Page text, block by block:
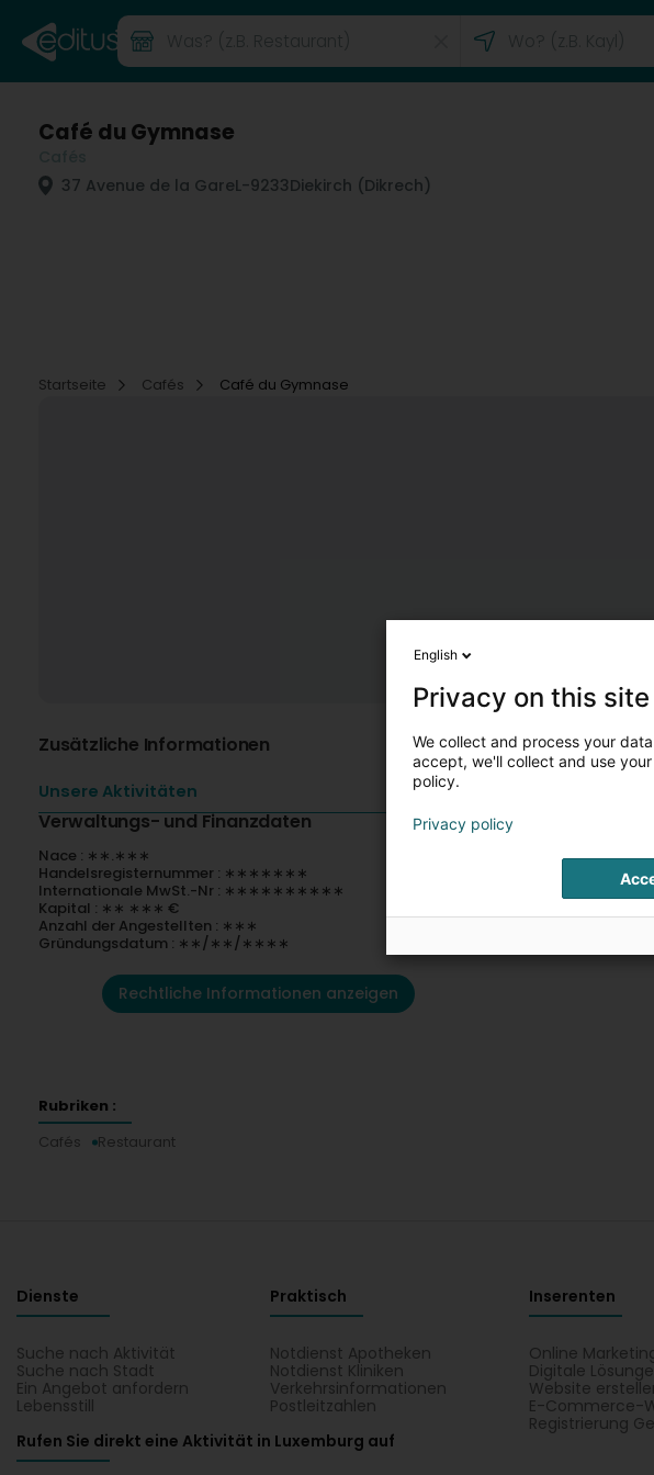
Café du Gymnase
37 Avenue de la GareL-9233Diekirch (Dikrech)
Startseite
Cafés Café du Gymnase
Zusätzliche Informationen
Unsere Aktivitäten
Verwaltungs- und Finanzdaten
Nace : ∗∗.∗∗∗
Handelsregisternummer : ∗∗∗∗∗∗∗
Internationale MwSt.-Nr : ∗∗∗∗∗∗∗∗∗∗
Kapital : ∗∗ ∗∗∗ €
Anzahl der Angestellten : ∗∗∗
Gründungsdatum : ∗∗/∗∗/∗∗∗∗
Rechtliche Informationen anzeigen
Rubriken :
Cafés
Restaurant
Dienste
Suche nach Aktivität
Suche nach Stadt
Ein Angebot anfordern
Lebensstill
Praktisch
Notdienst Apotheken
Notdienst Kliniken
Verkehrsinformationen
Postleitzahlen
Inserenten
Online
Digitale
Website
E-Commerce-
Registrierung
Rufen Sie direkt eine Aktivität in Luxemburg auf
English
Privacy on this site
We collect and process your
accept, we'll collect and use
policy.
Privacy policy